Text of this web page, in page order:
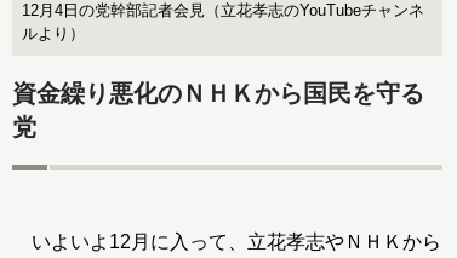
12月4日の党幹部記者会見（立花孝志のYouTubeチャンネ
ルより）
資金繰り悪化のＮＨＫから国民を守る
党
いよいよ12月に入って、立花孝志やＮＨＫから